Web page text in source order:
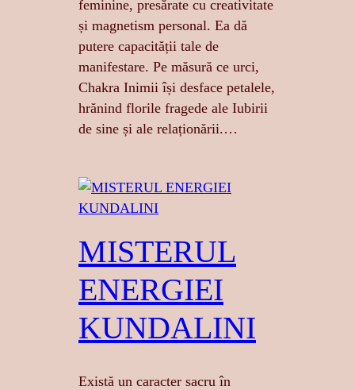
feminine, presărate cu creativitate
și magnetism personal. Ea dă
putere capacității tale de
manifestare. Pe măsură ce urci,
Chakra Inimii își desface petalele,
hrănind florile fragede ale Iubirii
de sine și ale relaționării.…
MISTERUL
ENERGIEI
KUNDALINI
Există un caracter sacru în